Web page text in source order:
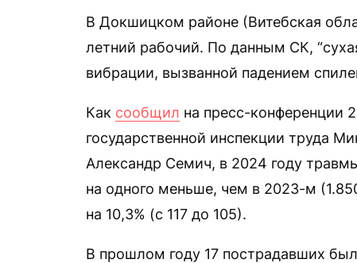
В Докшицком районе (Витебская
летний рабочий. По данным СК,
вибрации, вызванной падением
Как сообщил на пресс-конференции
государственной инспекции труда
Александр Семич, в 2024 году
на одного меньше, чем в 2023-м
на 10,3% (с 117 до 105).
В прошлом году 17 пострадавших